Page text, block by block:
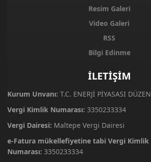
Resim Galeri
Video Galeri
RSS
Bilgi Edinme
İLETİŞİM
Kurum Unvanı: T.C. ENERJİ PİYASASI
Vergi Kimlik Numarası: 3350233334
Vergi Dairesi: Maltepe Vergi Dairesi
e-Fatura mükellefiyetine tabi Vergi Kimlik
Numarası: 3350233334